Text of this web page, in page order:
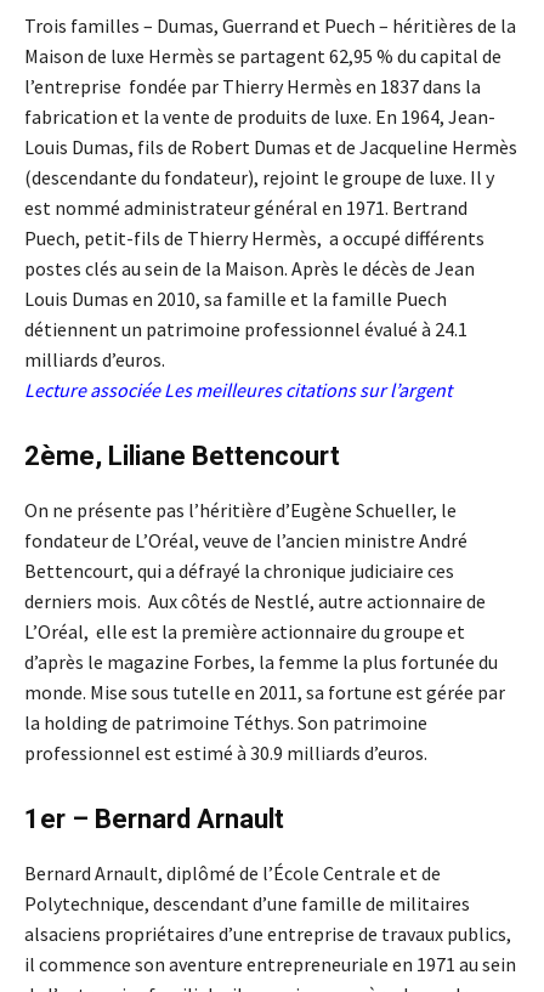
Trois familles – Dumas, Guerrand et Puech – héritières de la
Maison de luxe Hermès se partagent 62,95 % du capital de
l’entreprise fondée par Thierry Hermès en 1837 dans la
fabrication et la vente de produits de luxe. En 1964, Jean-
Louis Dumas, fils de Robert Dumas et de Jacqueline Hermès
(descendante du fondateur), rejoint le groupe de luxe. Il y
est nommé administrateur général en 1971. Bertrand
Puech, petit-fils de Thierry Hermès, a occupé différents
postes clés au sein de la Maison. Après le décès de Jean
Louis Dumas en 2010, sa famille et la famille Puech
détiennent un patrimoine professionnel évalué à 24.1
milliards d’euros.
Lecture associéeLes meilleures citations sur l’argent
2ème, Liliane Bettencourt
On ne présente pas l’héritière d’Eugène Schueller, le
fondateur de L’Oréal, veuve de l’ancien ministre André
Bettencourt, qui a défrayé la chronique judiciaire ces
derniers mois. Aux côtés de Nestlé, autre actionnaire de
L’Oréal, elle est la première actionnaire du groupe et
d’après le magazine Forbes, la femme la plus fortunée du
monde. Mise sous tutelle en 2011, sa fortune est gérée par
la holding de patrimoine Téthys. Son patrimoine
professionnel est estimé à 30.9 milliards d’euros.
1er – Bernard Arnault
Bernard Arnault, diplômé de l’École Centrale et de
Polytechnique, descendant d’une famille de militaires
alsaciens propriétaires d’une entreprise de travaux publics,
il commence son aventure entrepreneuriale en 1971 au sein